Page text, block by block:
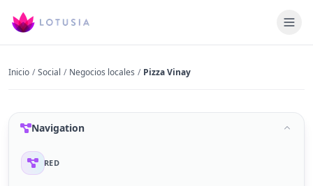
Inicio / Social / Negocios locales / Pizza Vinay
Navigation
RED